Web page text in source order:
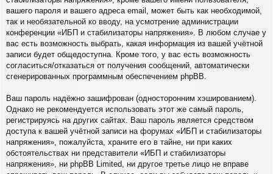
вашего пароля и вашего адреса email, может быть как необходимой,
так и необязательной ко вводу, на усмотрение администрации
конференции «ИБП и стабилизаторы напряжения». В любом случае у
вас есть возможность выбрать, какая информация из вашей учётной
записи будет общедоступна. Кроме того, у вас есть возможность
согласиться/отказаться от получения сообщений, автоматически
сгенерированных программным обеспечением phpBB.
Ваш пароль надёжно зашифрован (односторонним хэшированием).
Однако не рекомендуется использовать этот же самый пароль,
регистрируясь на других сайтах. Ваш пароль является средством
доступа к вашей учётной записи на форумах «ИБП и стабилизаторы
напряжения», пожалуйста, храните его в тайне, ни при каких
обстоятельствах ни представители «ИБП и стабилизаторы
напряжения», ни phpBB Limited, ни другое третье лицо не вправе